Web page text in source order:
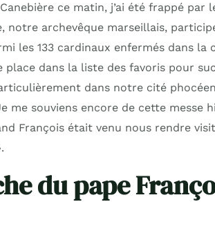
ce matin, j’ai été frappé par
notre archevêque marseillais,
les 133 cardinaux enfermés dans la
dans la liste des favoris pour
dans notre cité
me souviens encore de cette messe
François était venu nous rendre
du pape